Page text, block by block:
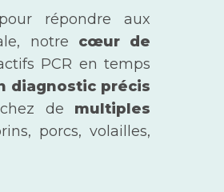
répondre aux
notre cœur de
PCR en temps
diagnostic précis
de multiples
porcs, volailles,